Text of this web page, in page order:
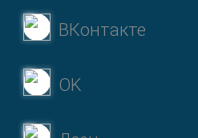
ВКонтакте
OK